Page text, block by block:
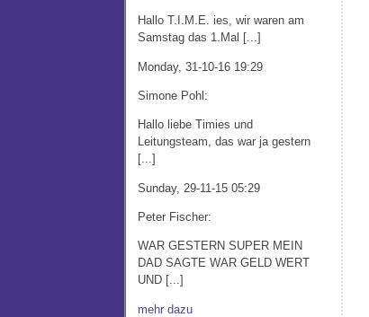
Hallo T.I.M.E. ies, wir waren am
Samstag das 1.Mal [...]
Monday, 31-10-16 19:29
Simone Pohl:
Hallo liebe Timies und
Leitungsteam, das war ja gestern
[...]
Sunday, 29-11-15 05:29
Peter Fischer:
WAR GESTERN SUPER MEIN
DAD SAGTE WAR GELD WERT
UND [...]
mehr dazu